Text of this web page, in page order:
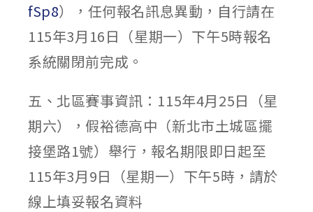
fSp8），任何報名訊息異動，自行請在
115年3月16日（星期一）下午5時報名
系統關閉前完成。
五、北區賽事資訊：115年4月25日（星
期六），假裕德高中（新北市土城區擺
接堡路1號）舉行，報名期限即日起至
115年3月9日（星期一）下午5時，請於
線上填妥報名資料